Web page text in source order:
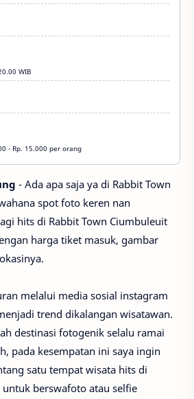
WIB
- Rp. 15.000 per orang
- Ada apa saja ya di Rabbit Town
spot foto keren nan
hits di Rabbit Town Ciumbuleuit
harga tiket masuk, gambar
melalui media sosial instagram
trend dikalangan wisatawan.
destinasi fotogenik selalu ramai
pada kesempatan ini saya ingin
satu tempat wisata hits di
berswafoto atau selfie